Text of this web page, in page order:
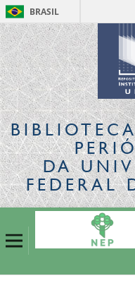
BRASIL
DA
FEDERAL